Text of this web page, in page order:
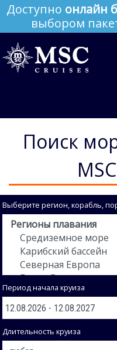
Доступно онлайн
выбором
Поиск
Выберите регион, корабль,
Период начала круиза
Длительность круиза